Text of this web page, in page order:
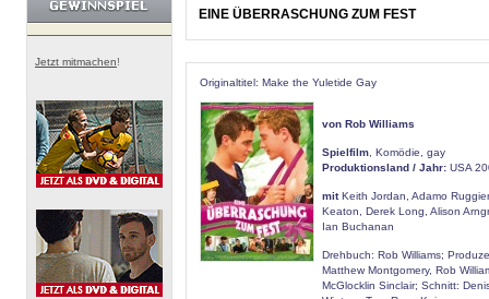
Jetzt mitmachen!
EINE ÜBERRASCHUNG ZUM FEST
Originaltitel: Make the Yuletide Gay
von Rob Williams
Spielfilm , Komödie, gay
Produktionsland / Jahr: USA
mitKeith Jordan, Adamo
Keaton, Derek Long, Alison
Ian Buchanan
Drehbuch: Rob Williams;
Matthew Montgomery, Rob
McGlocklin Sinclair; Schnitt: